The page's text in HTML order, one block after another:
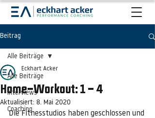
Beitrag
Alle Beiträge
Interviews
Coaching
Alle Beiträge
Home-Workout: 1 - 4
Eckhart Acker
Aktualisiert: 8. Mai 2020
Die Fitnesstudios haben geschlossen und